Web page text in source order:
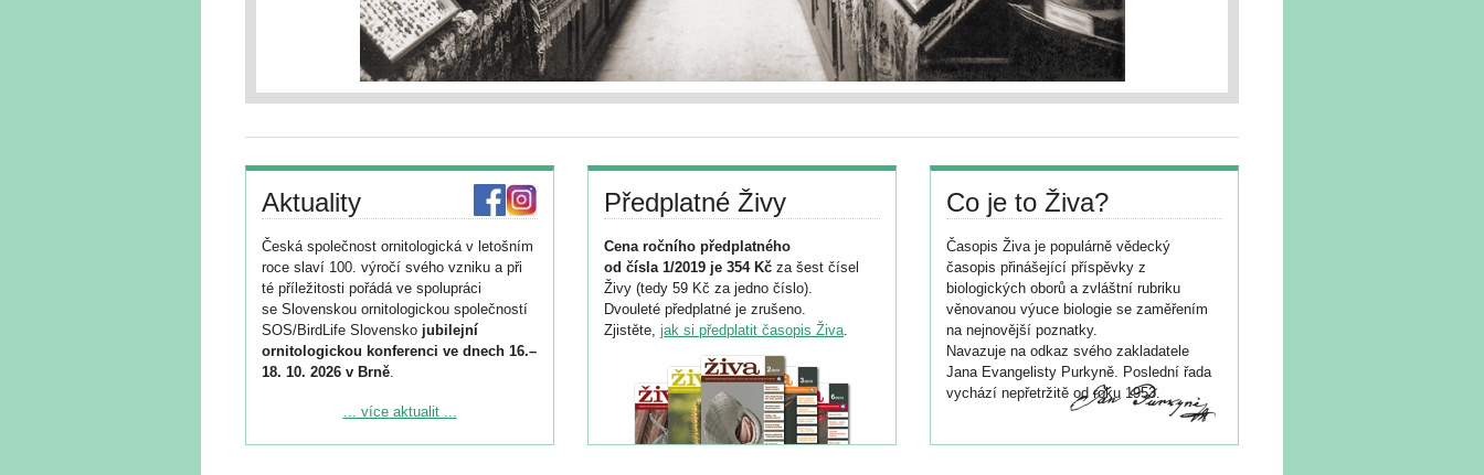
Aktuality
Česká společnost ornitologická v letošním
roce slaví 100. výročí svého vzniku a při
té příležitosti pořádá ve spolupráci
se Slovenskou ornitologickou společností
SOS/BirdLife Slovensko jubilejní
ornitologickou konferenci ve dnech 16.–
18. 10. 2026 v Brně.
Podrobnější informace ke konferenci
... více aktualit ...
Předplatné Živy
Cena ročního předplatného
od čísla 1/2019 je 354 Kč za šest čísel
Živy (tedy 59 Kč za jedno číslo).
Dvouleté předplatné je zrušeno.
Zjistěte, jak si předplatit časopis Živa.
Co je to Živa?
Časopis Živa je populárně vědecký
časopis přinášející příspěvky z
biologických oborů a zvláštní rubriku
věnovanou výuce biologie se zaměřením
na nejnovější poznatky.
Navazuje na odkaz svého zakladatele
Jana Evangelisty Purkyně. Poslední řada
vychází nepřetržitě od roku 1953.